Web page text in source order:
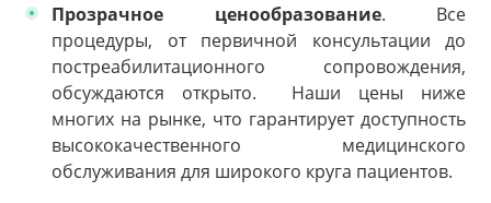
Прозрачное ценообразование. Все
процедуры, от первичной консультации до
постреабилитационного сопровождения,
обсуждаются открыто. Наши цены ниже
многих на рынке, что гарантирует доступность
высококачественного медицинского
обслуживания для широкого круга пациентов.